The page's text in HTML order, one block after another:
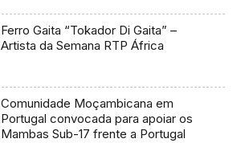
Ferro Gaita “Tokador Di Gaita” –
Artista da Semana RTP África
Comunidade Moçambicana em
Portugal convocada para apoiar os
Mambas Sub-17 frente a Portugal